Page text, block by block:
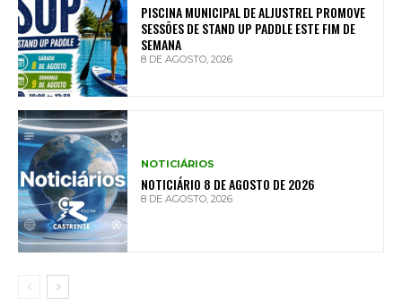
PISCINA MUNICIPAL DE ALJUSTREL PROMOVE
SESSÕES DE STAND UP PADDLE ESTE FIM DE
SEMANA
8 DE AGOSTO, 2026
NOTICIÁRIOS
NOTICIÁRIO 8 DE AGOSTO DE 2026
8 DE AGOSTO, 2026